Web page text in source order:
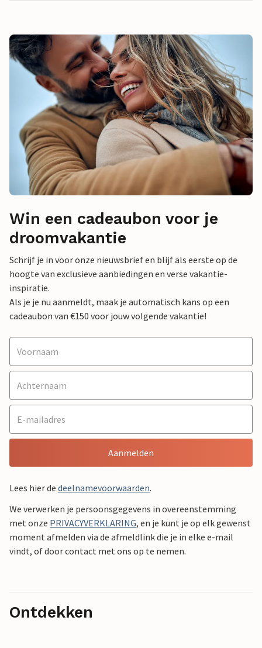
Win een cadeaubon voor je
droomvakantie
Schrijf je in voor onze nieuwsbrief en blijf als eerste op de
hoogte van exclusieve aanbiedingen en verse vakantie-
inspiratie.
Als je je nu aanmeldt, maak je automatisch kans op een
cadeaubon van €150 voor jouw volgende vakantie!
Aanmelden
Lees hier de deelnamevoorwaarden.
We verwerken je persoonsgegevens in overeenstemming
met onze PRIVACYVERKLARING, en je kunt je op elk gewenst
moment afmelden via de afmeldlink die je in elke e-mail
vindt, of door contact met ons op te nemen.
Ontdekken